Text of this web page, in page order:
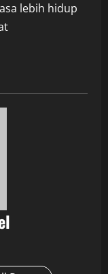
lebih hidup